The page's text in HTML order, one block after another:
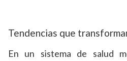
Tendencias que
En un sistema de salud